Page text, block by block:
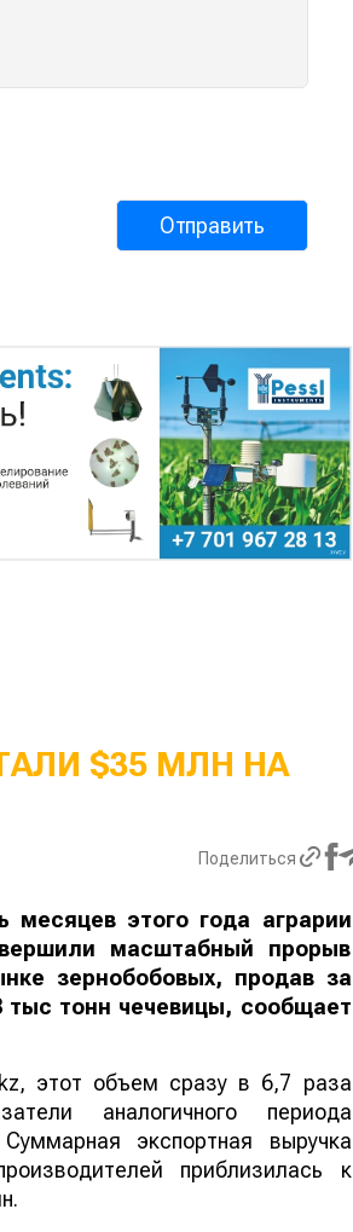
$35 МЛН НА
Поделиться
месяцев этого года аграрии
масштабный прорыв
зернобобовых, продав за
тыс тонн чечевицы, сообщает
этот объем сразу в 6,7 раза
аналогичного периода
экспортная выручка
приблизилась к